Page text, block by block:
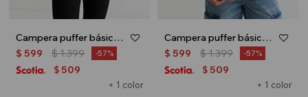
Campera puffer básica con capucha - Negro
+ 1 color
$ 599 $1.399 57
$ 509
Campera puffer básica con capucha - Azul marino
+ 1 color
$ 599 $1.399 57
$ 509